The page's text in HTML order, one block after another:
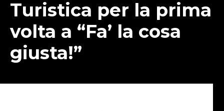
Turistica per la prima
volta a “Fa’ la cosa
giusta!”